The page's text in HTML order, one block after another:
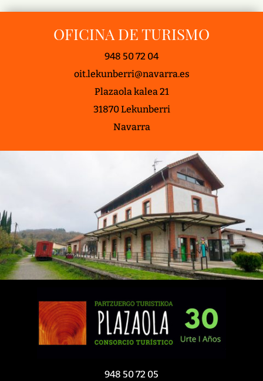
OFICINA DE TURISMO
948 50 72 04
oit.lekunberri@navarra.es
Plazaola kalea 21
31870 Lekunberri
Navarra
948 50 72 05